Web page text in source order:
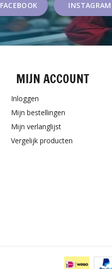
FACEBOOK INSTAGRAM
MIJN ACCOUNT
Inloggen
Mijn bestellingen
Mijn verlanglijst
Vergelijk producten